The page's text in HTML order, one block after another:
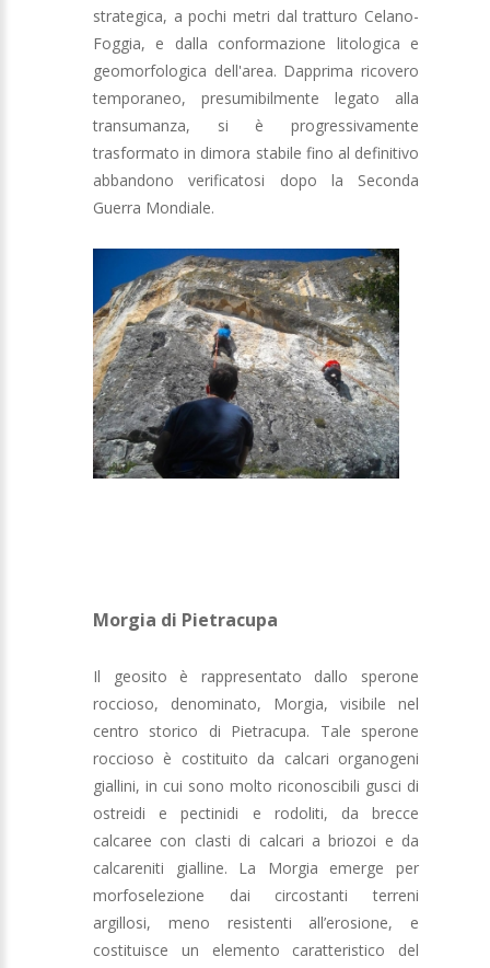
strategica, a pochi metri dal tratturo Celano-
Foggia, e dalla conformazione litologica e
geomorfologica dell'area. Dapprima ricovero
temporaneo, presumibilmente legato alla
transumanza, si è progressivamente
trasformato in dimora stabile fino al definitivo
abbandono verificatosi dopo la Seconda
Guerra Mondiale.
Morgia di Pietracupa
Il geosito è rappresentato dallo sperone
roccioso, denominato, Morgia, visibile nel
centro storico di Pietracupa. Tale sperone
roccioso è costituito da calcari organogeni
giallini, in cui sono molto riconoscibili gusci di
ostreidi e pectinidi e rodoliti, da brecce
calcaree con clasti di calcari a briozoi e da
calcareniti gialline. La Morgia emerge per
morfoselezione dai circostanti terreni
argillosi, meno resistenti all’erosione, e
costituisce un elemento caratteristico del